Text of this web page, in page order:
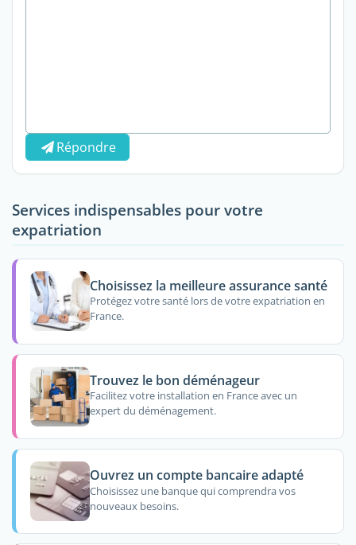
Répondre
Services indispensables pour votre
expatriation
Choisissez la meilleure assurance santé
Protégez votre santé lors de votre expatriation en
France.
Trouvez le bon déménageur
Facilitez votre installation en France avec un
expert du déménagement.
Ouvrez un compte bancaire adapté
Choisissez une banque qui comprendra vos
nouveaux besoins.